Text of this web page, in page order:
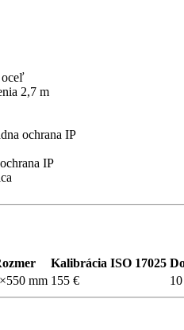
oceľ
2,7 m
ochrana IP
IP
Kalibrácia ISO 17025
mm 155 €